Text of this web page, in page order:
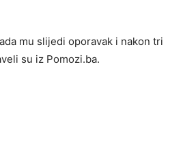
mu slijedi oporavak i nakon tri
su iz Pomozi.ba.